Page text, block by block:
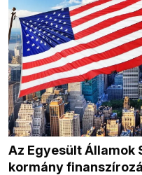
Az Egyesült Államok
kormány